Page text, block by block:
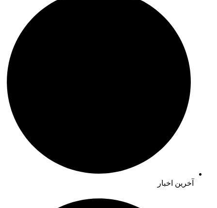
آخرین اخبار